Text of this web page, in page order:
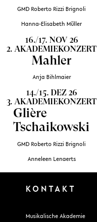
GMD Roberto Rizzi Brignoli
Hanna-Elisabeth Müller
16./17. NOV 26
2. AKADEMIEKONZERT
Mahler
Anja Bihlmaier
14./15. DEZ 26
3. AKADEMIEKONZERT
Glière
Tschaikowski
GMD Roberto Rizzi Brignoli
Anneleen Lenaerts
KONTAKT
Musikalische Akademie